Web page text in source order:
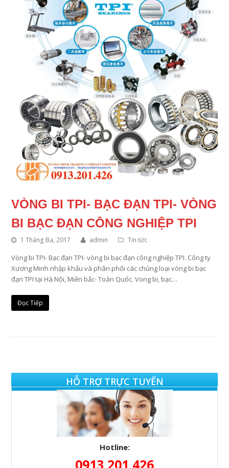
VÒNG BI TPI- BẠC ĐẠN TPI- VÒNG
BI BẠC ĐẠN CÔNG NGHIỆP TPI
1 Tháng Ba, 2017 admin Tin tức
Vòng bi TPI- Bạc đạn TPI- vòng bi bạc đạn công nghiệp TPI. Công ty
Xương Minh nhập khẩu và phân phối các chủng loại vòng bi bạc
đạn TPI tại Hà Nội, Miền bắc- Toàn Quốc. Vong bi, bạc…
Đọc Tiếp
HỖ TRỢ TRỰC TUYẾN
Hotline:
0913 201 426